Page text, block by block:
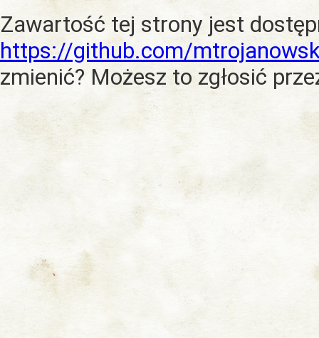
Zawartość tej strony jest
https://github.com/
zmienić? Możesz to zgłosić